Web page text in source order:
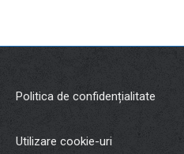
Politica de confidențialitate
Utilizare cookie-uri